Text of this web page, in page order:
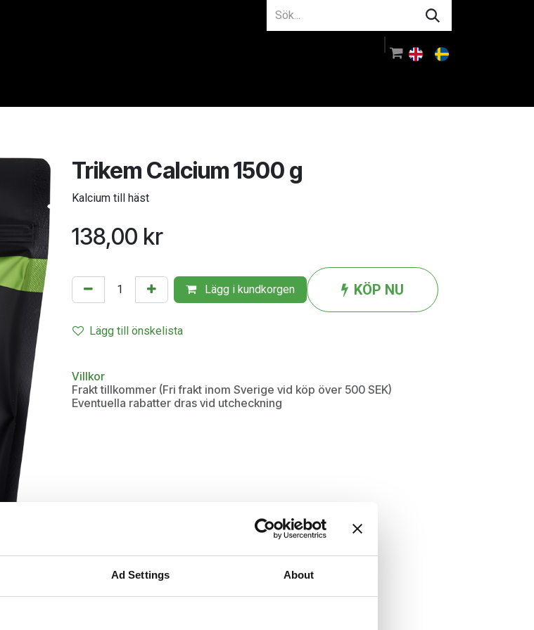
Ad Settings About
Trikem Calcium 1500 g
Kalcium till häst
138,00 kr
Lägg i kundkorgen KÖP NU
Lägg till önskelista
Villkor
Frakt tillkommer (Fri frakt inom Sverige vid köp över 500 SEK)
Eventuella rabatter dras vid utcheckning